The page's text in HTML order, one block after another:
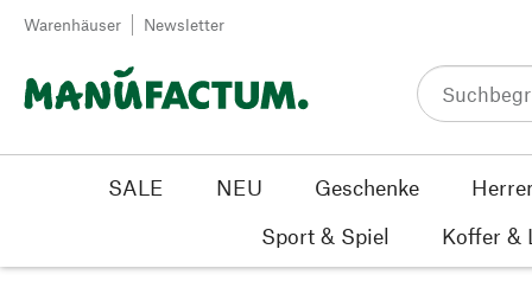
Zum Inhalt springen
Warenhäuser Newsletter
SALE NEU Geschenke
Sport & Spiel
Koffer &